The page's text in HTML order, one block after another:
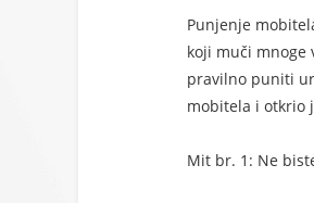
Punjenje
koji muči mnoge
pravilno puniti
mobitela i otkrio
Mit br. 1: Ne